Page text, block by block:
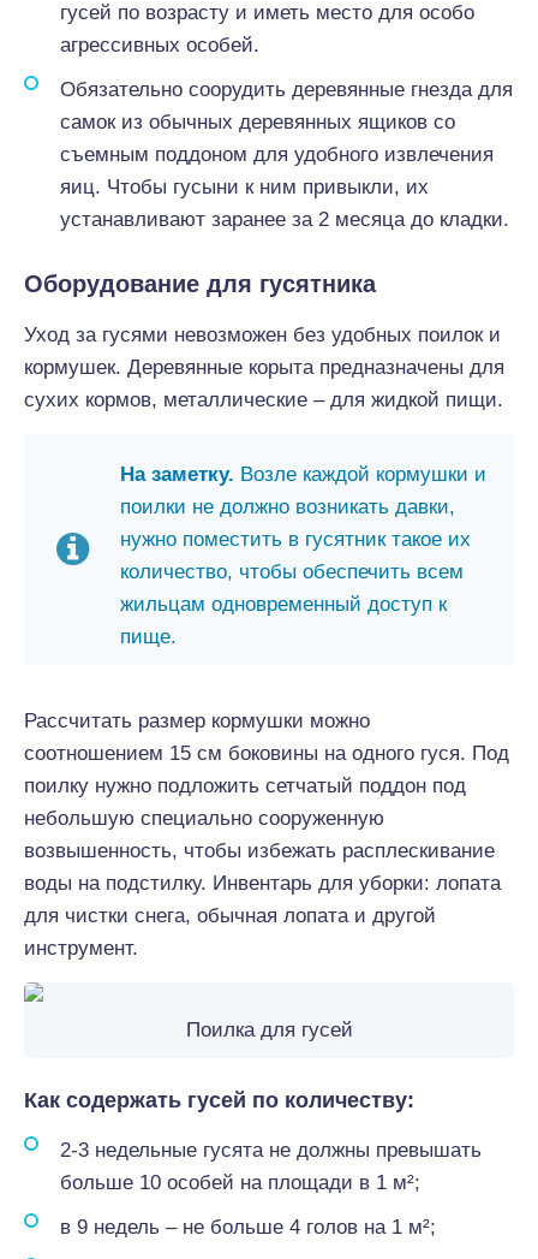
гусей по возрасту и иметь место для особо
агрессивных особей.
Обязательно соорудить деревянные гнезда для
самок из обычных деревянных ящиков со
съемным поддоном для удобного извлечения
яиц. Чтобы гусыни к ним привыкли, их
устанавливают заранее за 2 месяца до кладки.
Оборудование для гусятника
Уход за гусями невозможен без удобных поилок и
кормушек. Деревянные корыта предназначены для
сухих кормов, металлические – для жидкой пищи.
На заметку. Возле каждой кормушки и
поилки не должно возникать давки,
нужно поместить в гусятник такое их
количество, чтобы обеспечить всем
жильцам одновременный доступ к
пище.
Рассчитать размер кормушки можно
соотношением 15 см боковины на одного гуся. Под
поилку нужно подложить сетчатый поддон под
небольшую специально сооруженную
возвышенность, чтобы избежать расплескивание
воды на подстилку. Инвентарь для уборки: лопата
для чистки снега, обычная лопата и другой
инструмент.
Поилка для гусей
Как содержать гусей по количеству:
2-3 недельные гусята не должны превышать
больше 10 особей на площади в 1 м²;
в 9 недель – не больше 4 голов на 1 м²;